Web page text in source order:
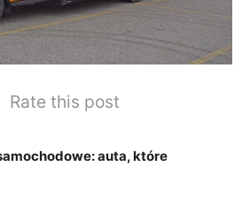
Rate this post
auta, które